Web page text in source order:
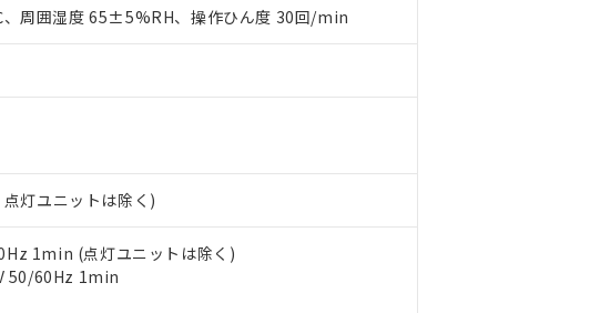
周囲湿度 65±5%RH、操作ひん度 30回/min
灯ユニットは除く)
1min (点灯ユニットは除く)
50/60Hz 1min
イト上で当社にご登録された部品リストについて、当社および当社の共同利用者
ービスに関するお客様との取引・商談に必要な範囲で利用することをご了承くだ
とは、"個人情報の共同利用に関して"
の「1.共同利用者の範囲」に記載されて
ロード
ンロードすることができます。
非含有証明書
社基準）
非含有を証明するもので、過去に遡って非含有を証明するものではありません。
酸エステル類４物質の対応では、対応完了までの期間は出荷製品に未対応品が
対応日を記載しておりました。
在庫切替を完了していることから、特段のことがない限り、2022年1月12日よ
また在庫状況の情報を公開していない機種